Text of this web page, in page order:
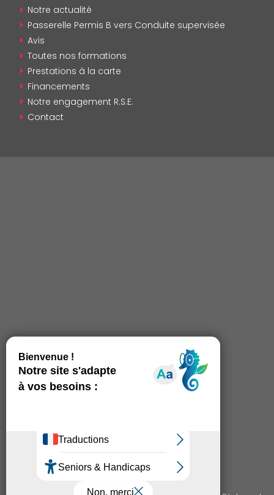
Notre actualité
Passerelle Permis B vers Conduite supervisée
Avis
Toutes nos formations
Prestations à la carte
Financements
Notre engagement R.S.E.
Contact